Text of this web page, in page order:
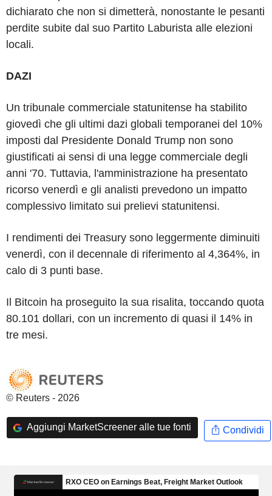
dichiarato che non si dimetterà, nonostante le pesanti
perdite subite dal suo Partito Laburista alle elezioni
locali.
DAZI
Un tribunale commerciale statunitense ha stabilito
giovedì che gli ultimi dazi globali temporanei del 10%
imposti dal Presidente Donald Trump non sono
giustificati ai sensi di una legge commerciale degli
anni '70. Tuttavia, l'amministrazione ha presentato
ricorso venerdì e gli analisti prevedono un impatto
complessivo limitato sui prelievi statunitensi.
I rendimenti dei Treasury sono leggermente diminuiti
venerdì, con il decennale di riferimento al 4,364%, in
calo di 3 punti base.
Il Bitcoin ha proseguito la sua risalita, toccando quota
80.101 dollari, con un incremento di quasi il 14% in
tre mesi.
© Reuters - 2026
Aggiungi MarketScreener alle tue fonti Condividi